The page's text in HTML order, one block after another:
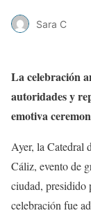
Sara C
La celebración
autoridades y
emotiva
Ayer, la Catedral
Cáliz, evento de
ciudad, presidido
celebración fue